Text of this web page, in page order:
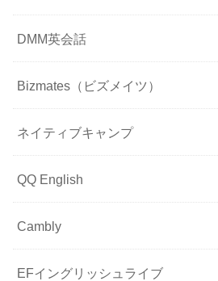
DMM英会話
Bizmates（ビズメイツ）
ネイティブキャンプ
QQ English
Cambly
EFイングリッシュライブ